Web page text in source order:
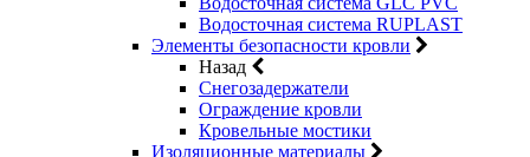
Водосточная система RUPLAST
Элементы безопасности кровли
Назад
Снегозадержатели
Ограждение кровли
Кровельные мостики
Изоляционные материалы